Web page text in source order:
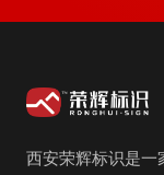
西安荣辉标识是一